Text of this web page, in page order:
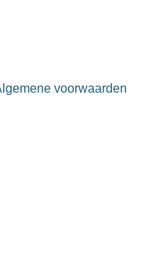
voorwaarden